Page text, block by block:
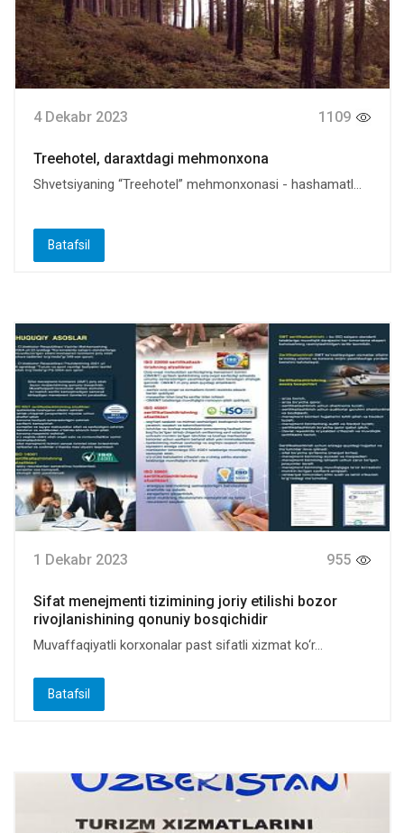
4 Dekabr 2023 1109
Treehotel, daraxtdagi mehmonxona
Shvetsiyaning “Treehotel” mehmonxonasi - hashamatl...
Batafsil
1 Dekabr 2023 955
Sifat menejmenti tizimining joriy etilishi bozor
rivojlanishining qonuniy bosqichidir
Muvaffaqiyatli korxonalar past sifatli xizmat ko‘r...
Batafsil